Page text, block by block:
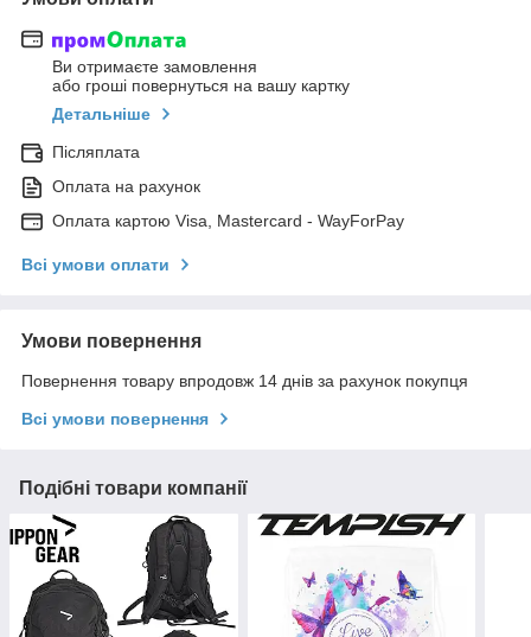
Ви отримаєте замовлення
або гроші повернуться на вашу картку
Детальніше
Післяплата
Оплата на рахунок
Оплата картою Visa, Mastercard - WayForPay
Всі умови оплати
Умови повернення
Повернення товару впродовж 14 днів за рахунок покупця
Всі умови повернення
Подібні товари компанії